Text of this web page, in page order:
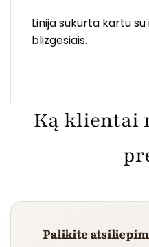
Linija sukurta kartu
blizgesiais.
Ką klientai
Palikite